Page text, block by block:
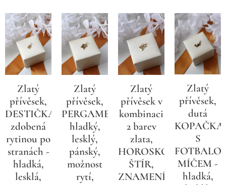
Zlatý
přívěsek,
DESTIČKA
zdobená
rytinou po
stranách -
hladká,
lesklá,
Zlatý
přívěsek,
PERGAMEN-
hladký,
lesklý,
pánský,
možnost
rytí,
Zlatý
přívěsek v
kombinaci
2 barev
zlata,
HOROSKOP
ŠTÍR,
ZNAMENÍ,
Zlatý
přívěsek,
dutá
KOPAČKA
S
MÍČEM -
hladká,